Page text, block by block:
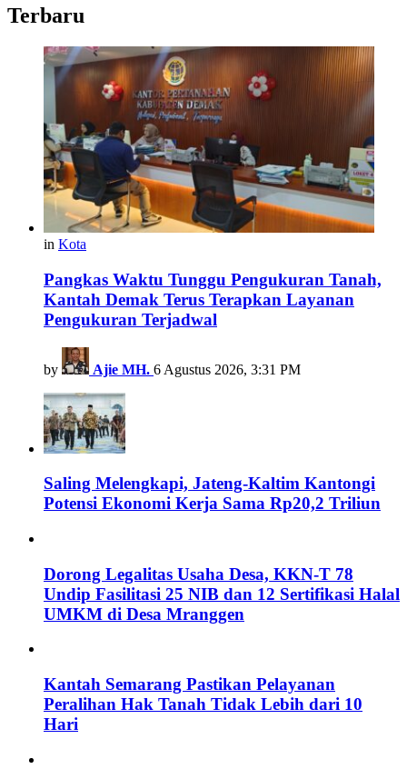
Terbaru
in Kota
Pangkas Waktu Tunggu Pengukuran Tanah,
Kantah Demak Terus Terapkan Layanan
Pengukuran Terjadwal
by Ajie MH. 6 Agustus 2026, 3:31 PM
Saling Melengkapi, Jateng-Kaltim Kantongi
Potensi Ekonomi Kerja Sama Rp20,2 Triliun
Dorong Legalitas Usaha Desa, KKN-T 78
Undip Fasilitasi 25 NIB dan 12 Sertifikasi Halal
UMKM di Desa Mranggen
Kantah Semarang Pastikan Pelayanan
Peralihan Hak Tanah Tidak Lebih dari 10
Hari